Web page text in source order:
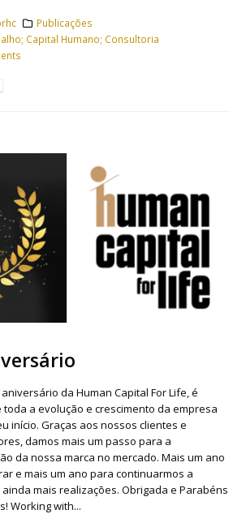
Publicações
Capital Humano; Consultoria
da Human Capital For Life, é
toda a evolução e crescimento da empresa
início. Graças aos nossos clientes e
damos mais um passo para a
da nossa marca no mercado. Mais um ano
e mais um ano para continuarmos a
mais realizações. Obrigada e Parabéns
Working with...